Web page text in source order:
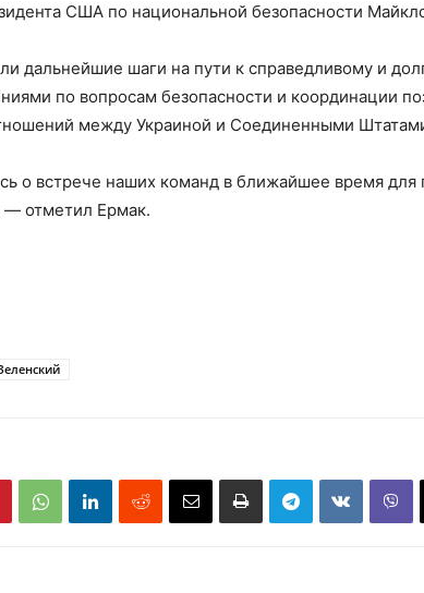
США по национальной безопасности
дальнейшие шаги на пути к справедливому и
по вопросам безопасности и координации
между Украиной и Соединенными
о встрече наших команд в ближайшее время для
— отметил Ермак.